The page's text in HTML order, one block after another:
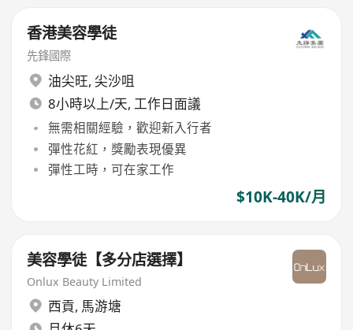
香港美容學徒
先鋒國際
油尖旺, 尖沙咀
8小時以上/天, 工作日面議
無需相關經驗，歡迎新入行者
彈性花紅，獎勵表現優異
彈性工時，可在家工作
$10K-40K/月
美容學徒【多分店選擇】
Onlux Beauty Limited
西貢, 馬游塘